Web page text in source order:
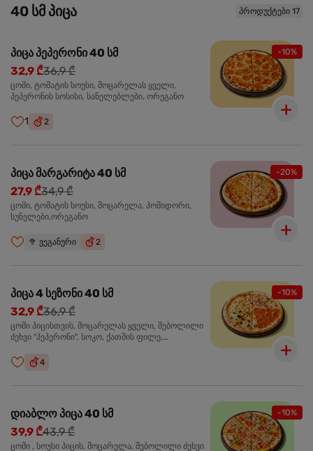
40 სმ პიცა პროდუქტები 17
-10%
პიცა პეპერონი 40 სმ
32,9 ₾36,9 ₾
ცომი, ტომატის სოუსი, მოცარელას ყველი,
პეპერონის სოსისი, სანელებლები, ორეგანო
1 2
-20%
პიცა მარგარიტა 40 სმ
27,9 ₾34,9 ₾
ცომი, ტომატის სოუსი, მოცარელა, პომიდორი,
სუნელები,ორეგანო
🥦 ვეგანური 2
-10%
პიცა 4 სეზონი 40 სმ
32,9 ₾36,9 ₾
ცომი პიცისთვის, მოცარელას ყველი, შებოლილი
ძეხვი "პეპერონი", სოკო, ქათმის ფილე,
4
-10%
დიაბლო პიცა 40 სმ
39,9 ₾43,9 ₾
ცომი , სოუსი პიცის, მოცარელა, შებოლილი ძეხვი